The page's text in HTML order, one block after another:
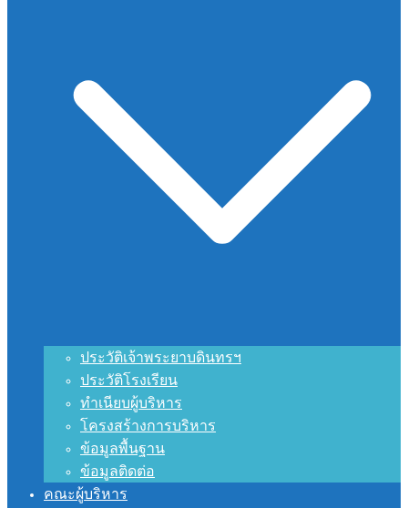
ประวัติเจ้าพระยาบดินทรฯ
ประวัติโรงเรียน
ทำเนียบผู้บริหาร
โครงสร้างการบริหาร
ข้อมูลพื้นฐาน
ข้อมูลติดต่อ
คณะผู้บริหาร